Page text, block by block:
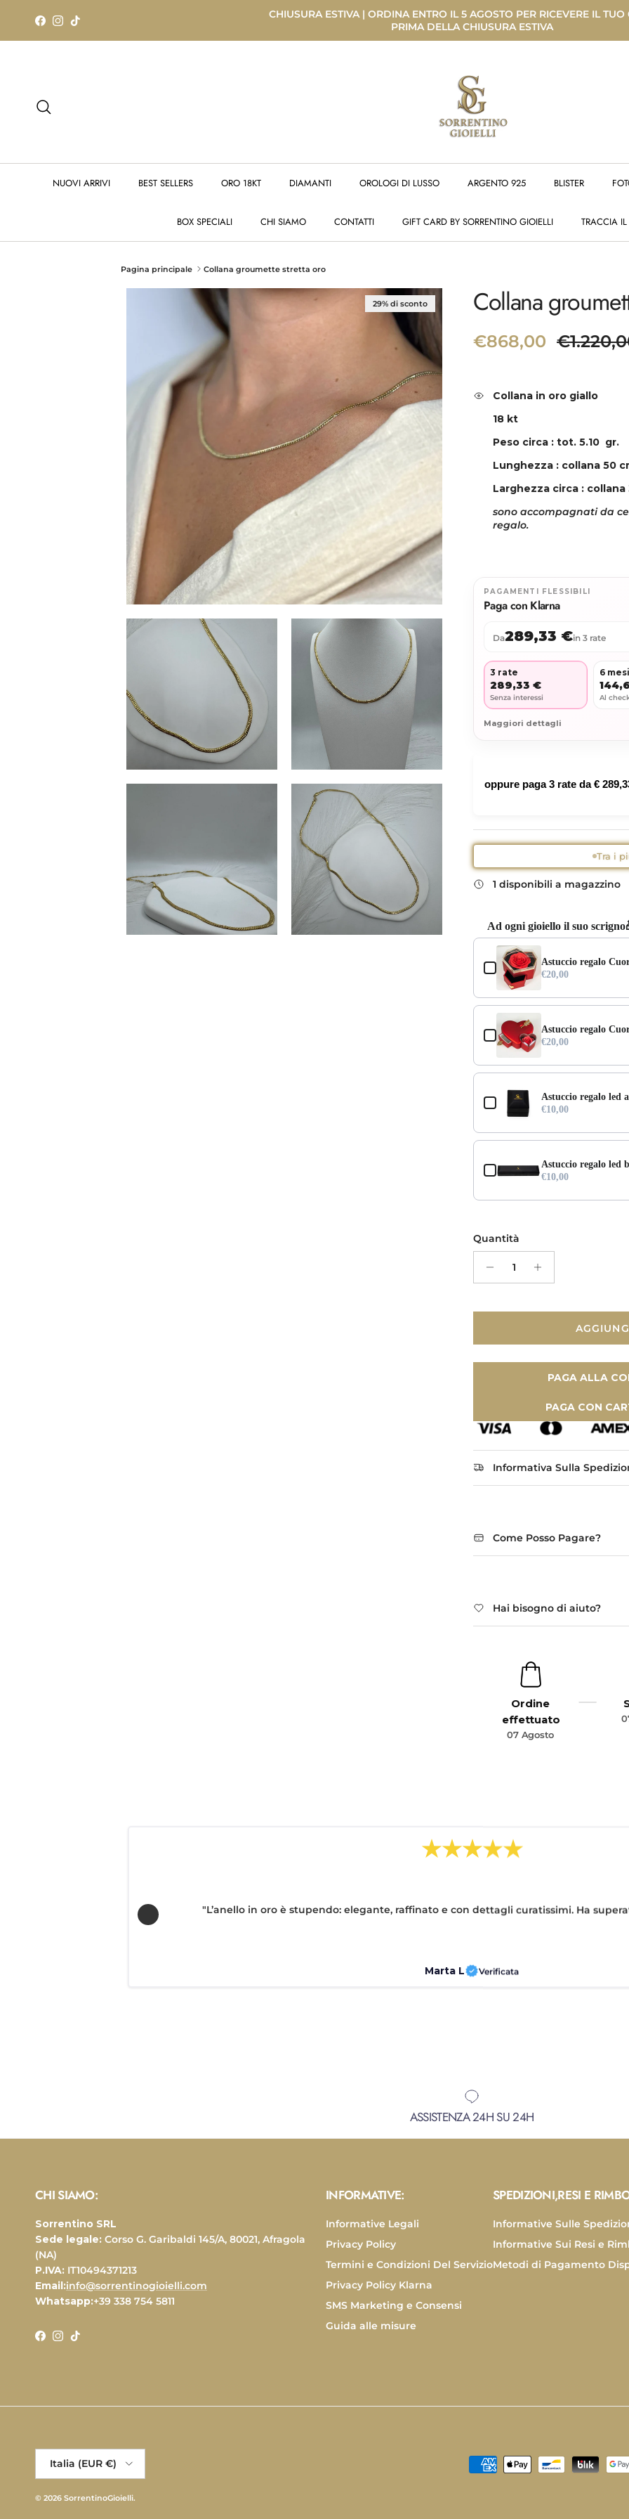
Facebook
Instagram
TikTok
CHIUSURA ESTIVA | ORDINA ENTRO IL 5 AGOSTO PER RICEVERE IL TUO
PRIMA DELLA CHIUSURA ESTIVA
NUOVI ARRIVI BEST SELLERS ORO 18KT DIAMANTI OROLOGI DI LUSSO ARGENTO 925 BLISTER
BOX SPECIALI CHI SIAMO CONTATTI GIFT CARD BY SORRENTINO GIOIELLI TRACCIA
Pagina principale Collana groumette stretta oro
Passa alle informazioni sul prodotto
29% di sconto Collana
Prezzo di vendita
€868,00 Prezzo
Collana in oro giallo
18 kt
Peso circa : tot. 5.10 gr.
Lunghezza : collana 50
Larghezza circa : collana
sono accompagnati da
regalo.
PAGAMENTI FLESSIBILI
Paga con Klarna
Da289,33 €in 3 rate
3 rate
289,33 €
Senza interessi
6 mesi
Al
Maggiori dettagli
oppure paga 3 rate da€
Tra i
1 disponibili a magazzino
Ad ogni gioiello il suo
Use the Previous and Next buttons
Astuccio regalo
€20,00
Astuccio regalo
€20,00
Astuccio regalo led
€10,00
Astuccio regalo led
€10,00
Quantità
PAGA ALLA
PAGA CON
Informativa Sulla
Come Posso Pagare?
Hai bisogno di aiuto?
Ordine
effettuato
07 Agosto
★★★★★
"L’anello in oro è stupendo: elegante, raffinato e con dettagli curatissimi. Ha
Marta L Verificata
ASSISTENZA 24H SU 24H
CHI SIAMO:
Sorrentino SRL
Sede legale: Corso G. Garibaldi 145/A, 80021, Afragola
(NA)
P.IVA: IT10494371213
Email:info@sorrentinogioielli.com
Whatsapp:+39 338 754 5811
Facebook
Instagram
TikTok
INFORMATIVE:
Informative Legali
Privacy Policy
Termini e Condizioni Del Servizio
Privacy Policy Klarna
SMS Marketing e Consensi
Guida alle misure
SPEDIZIONI,RESI E
Informative Sulle
Informative Sui Resi e
Metodi di Pagamento
Paese/Regione
Italia (EUR €)
© 2026 SorrentinoGioielli.